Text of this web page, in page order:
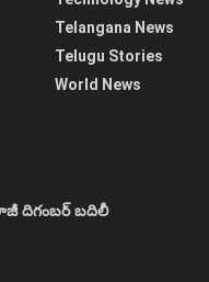
Telangana News
Telugu Stories
World News
దిగంబర్‌ బదిలీ